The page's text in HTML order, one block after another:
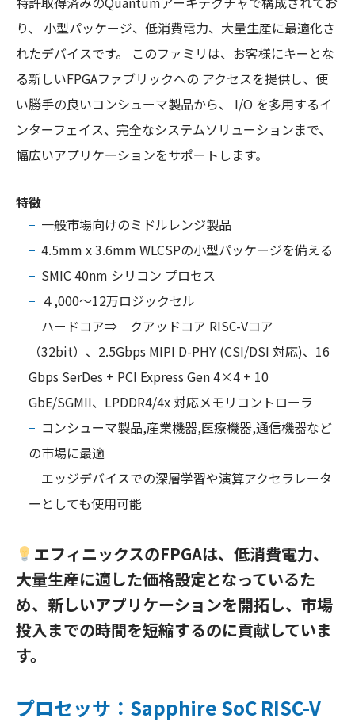
り、 小型パッケージ、低消費電力、大量生産に最適化さ
れたデバイスです。 このファミリは、お客様にキーとな
る新しいFPGAファブリックへの アクセスを提供し、使
い勝手の良いコンシューマ製品から、 I/O を多用するイ
ンターフェイス、完全なシステムソリューションまで、
幅広いアプリケーションをサポートします。
特徴
一般市場向けのミドルレンジ製品
4.5mm x 3.6mm WLCSPの小型パッケージを備える
SMIC 40nm シリコン プロセス
４,000～12万ロジックセル
ハードコア⇒ クアッドコア RISC-Vコア
（32bit）、2.5Gbps MIPI D-PHY (CSI/DSI 対応)、16
Gbps SerDes + PCI Express Gen 4×4 + 10
GbE/SGMII、LPDDR4/4x 対応メモリコントローラ
コンシューマ製品,産業機器,医療機器,通信機器など
の市場に最適
エッジデバイスでの深層学習や演算アクセラレータ
ーとしても使用可能
エフィニックスのFPGAは、低消費電力、
大量生産に適した価格設定となっているた
め、新しいアプリケーションを開拓し、市場
投入までの時間を短縮するのに貢献していま
す。
プロセッサ ： Sapphire SoC RISC-V